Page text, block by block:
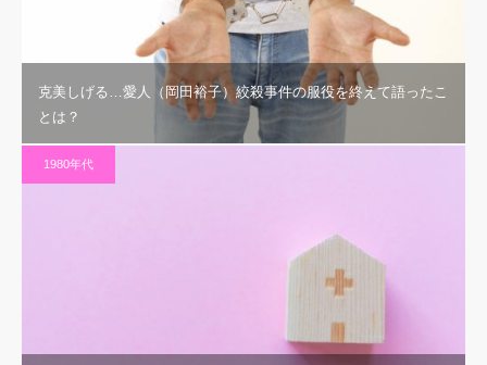
克美しげる…愛人（岡田裕子）絞殺事件の服役を終えて語ったこ
とは？
1980年代